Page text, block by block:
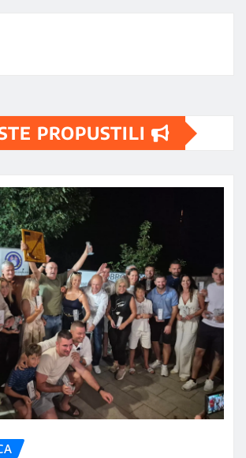
PROPUSTILI